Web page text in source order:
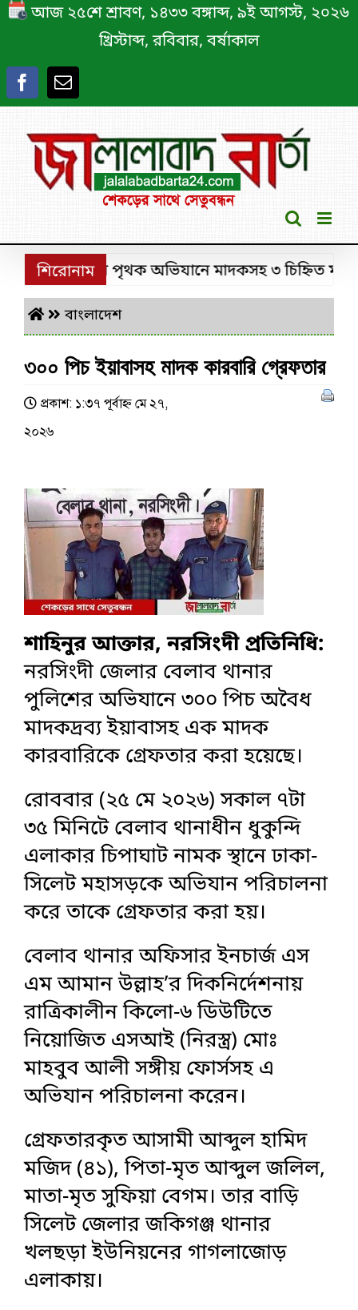
Skip
content
আজ ২৫শে শ্রাবণ, ১৪৩৩ বঙ্গাব্দ, ৯ই আগস্ট, ২০২৬
খ্রিস্টাব্দ, রবিবার, বর্ষাকাল
শিরোনাম
ডিবির পৃথক অভিযানে মাদকসহ ৩ চিহ্নিত মাদক
বাংলাদেশ
৩০০ পিচ ইয়াবাসহ মাদক কারবারি গ্রেফতার
প্রকাশ: ১:৩৭ পূর্বাহ্ণ মে ২৭,
২০২৬
শাহিনুর আক্তার, নরসিংদী প্রতিনিধি:
নরসিংদী জেলার বেলাব থানার
পুলিশের অভিযানে ৩০০ পিচ অবৈধ
মাদকদ্রব্য ইয়াবাসহ এক মাদক
কারবারিকে গ্রেফতার করা হয়েছে।
রোববার (২৫ মে ২০২৬) সকাল ৭টা
৩৫ মিনিটে বেলাব থানাধীন ধুকুন্দি
এলাকার চিপাঘাট নামক স্থানে ঢাকা-
সিলেট মহাসড়কে অভিযান পরিচালনা
করে তাকে গ্রেফতার করা হয়।
বেলাব থানার অফিসার ইনচার্জ এস
এম আমান উল্লাহ’র দিকনির্দেশনায়
রাত্রিকালীন কিলো-৬ ডিউটিতে
নিয়োজিত এসআই (নিরস্ত্র) মোঃ
মাহবুব আলী সঙ্গীয় ফোর্সসহ এ
অভিযান পরিচালনা করেন।
গ্রেফতারকৃত আসামী আব্দুল হামিদ
মজিদ (৪১), পিতা-মৃত আব্দুল জলিল,
মাতা-মৃত সুফিয়া বেগম। তার বাড়ি
সিলেট জেলার জকিগঞ্জ থানার
খলছড়া ইউনিয়নের গাগলাজোড়
এলাকায়।